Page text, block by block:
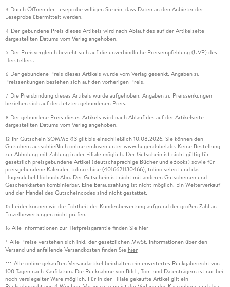
3 Durch Öffnen der Leseprobe willigen Sie ein, dass Daten an den Anbieter der
Leseprobe übermittelt werden.
4 Der gebundene Preis dieses Artikels wird nach Ablauf des auf der Artikelseite
dargestellten Datums vom Verlag angehoben.
5 Der Preisvergleich bezieht sich auf die unverbindliche Preisempfehlung (UVP) des
Herstellers.
6 Der gebundene Preis dieses Artikels wurde vom Verlag gesenkt. Angaben zu
Preissenkungen beziehen sich auf den vorherigen Preis.
7 Die Preisbindung dieses Artikels wurde aufgehoben. Angaben zu Preissenkungen
beziehen sich auf den letzten gebundenen Preis.
8 Der gebundene Preis dieses Artikels wird nach Ablauf des auf der Artikelseite
dargestellten Datums vom Verlag angehoben.
12 Ihr Gutschein SOMMER13 gilt bis einschließlich 10.08.2026. Sie können den
Gutschein ausschließlich online einlösen unter www.hugendubel.de. Keine Bestellung
zur Abholung mit Zahlung in der Filiale möglich. Der Gutschein ist nicht gültig für
gesetzlich preisgebundene Artikel (deutschsprachige Bücher und eBooks) sowie für
preisgebundene Kalender, tolino shine (4016621130466), tolino select und das
Hugendubel Hörbuch Abo. Der Gutschein ist nicht mit anderen Gutscheinen und
Geschenkkarten kombinierbar. Eine Barauszahlung ist nicht möglich. Ein Weiterverkauf
und der Handel des Gutscheincodes sind nicht gestattet.
15 Leider können wir die Echtheit der Kundenbewertung aufgrund der großen Zahl an
Einzelbewertungen nicht prüfen.
16 Alle Informationen zur Tiefpreisgarantie finden Sie hier
* Alle Preise verstehen sich inkl. der gesetzlichen MwSt. Informationen über den
Versand und anfallende Versandkosten finden Sie hier
*** Alle online gekauften Versandartikel beinhalten ein erweitertes Rückgaberecht von
100 Tagen nach Kaufdatum. Die Rücknahme von Bild-, Ton- und Datenträgern ist nur bei
noch versiegelter Ware möglich. Für in der Filiale gekaufte Artikel gilt ein